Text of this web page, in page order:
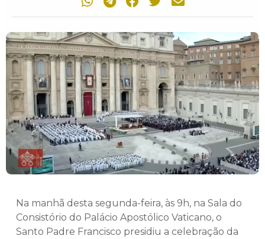
Na manhã desta segunda-feira, às 9h, na Sala do
Consistório do Palácio Apostólico Vaticano, o
Santo Padre Francisco presidiu a celebração da